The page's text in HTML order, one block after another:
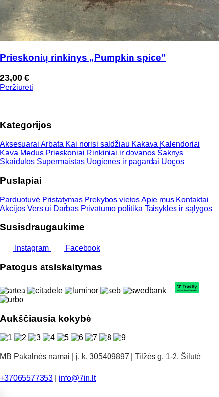
Prieskonių rinkinys „Pumpkin spice”
23,00 €
Peržiūrėti
Kategorijos
Aksesuarai Arbata Kai norisi saldžiau Kakava Kalendoriai
Kava Medus Prieskoniai Rinkiniai ir dovanos Šaknys
Skaidulos Supermaistas Uogienės ir pagardai Uogos
Puslapiai
Parduotuvė Pristatymas Prekybos vietosApie mus Kontaktai
Akcijos Verslui Darbas Privatumo politika Taisyklės ir sąlygos
Susisdraugaukime
Instagram Facebook
Patogus atsiskaitymas
Aukščiausia kokybė
MB Pakalnės namai | į. k. 305409897 | Tilžės g. 1-2, Šilutė
+37065577353 info@7in.lt